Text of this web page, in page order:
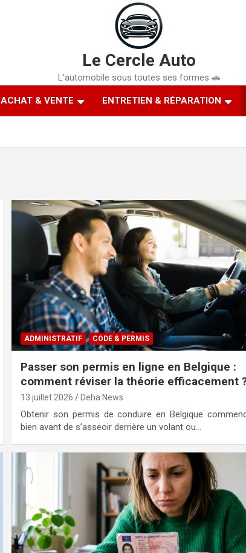
Le Cercle Auto
L'automobile sous toutes ses formes 🚗
ACHAT & VENTE ENTRETIEN & RÉPARATION
ADMINISTRATIF CODE & PERMIS
Passer son permis en ligne en Belgique :
comment réviser la théorie efficacement
13 juillet 2026 Deha News
Obtenir son permis de conduire en Belgique
bien avant de s’asseoir derrière un volant ou…